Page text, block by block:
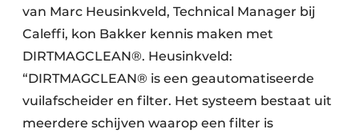
van Marc Heusinkveld, Technical Manager bij
Caleffi, kon Bakker kennis maken met
DIRTMAGCLEAN®. Heusinkveld:
“DIRTMAGCLEAN® is een geautomatiseerde
vuilafscheider en filter. Het systeem bestaat uit
meerdere schijven waarop een filter is